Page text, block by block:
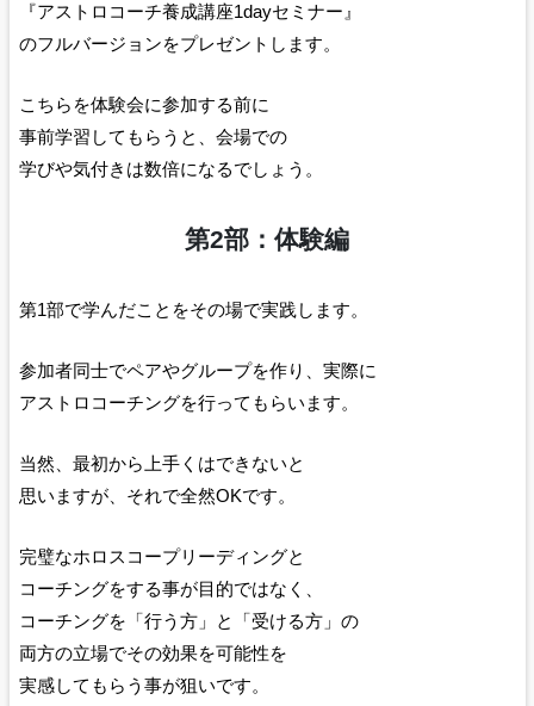
『アストロコーチ養成講座1dayセミナー』
のフルバージョンをプレゼントします。
こちらを体験会に参加する前に
事前学習してもらうと、会場での
学びや気付きは数倍になるでしょう。
第2部：体験編
第1部で学んだことをその場で実践します。
参加者同士でペアやグループを作り、実際に
アストロコーチングを行ってもらいます。
当然、最初から上手くはできないと
思いますが、それで全然OKです。
完璧なホロスコープリーディングと
コーチングをする事が目的ではなく、
コーチングを「行う方」と「受ける方」の
両方の立場でその効果を可能性を
実感してもらう事が狙いです。